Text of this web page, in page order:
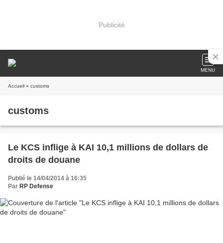
Publicité
MENU
Accueil » customs
customs
Le KCS inflige à KAI 10,1 millions de dollars de
droits de douane
Publié le 14/04/2014 à 16:35
Par RP Defense